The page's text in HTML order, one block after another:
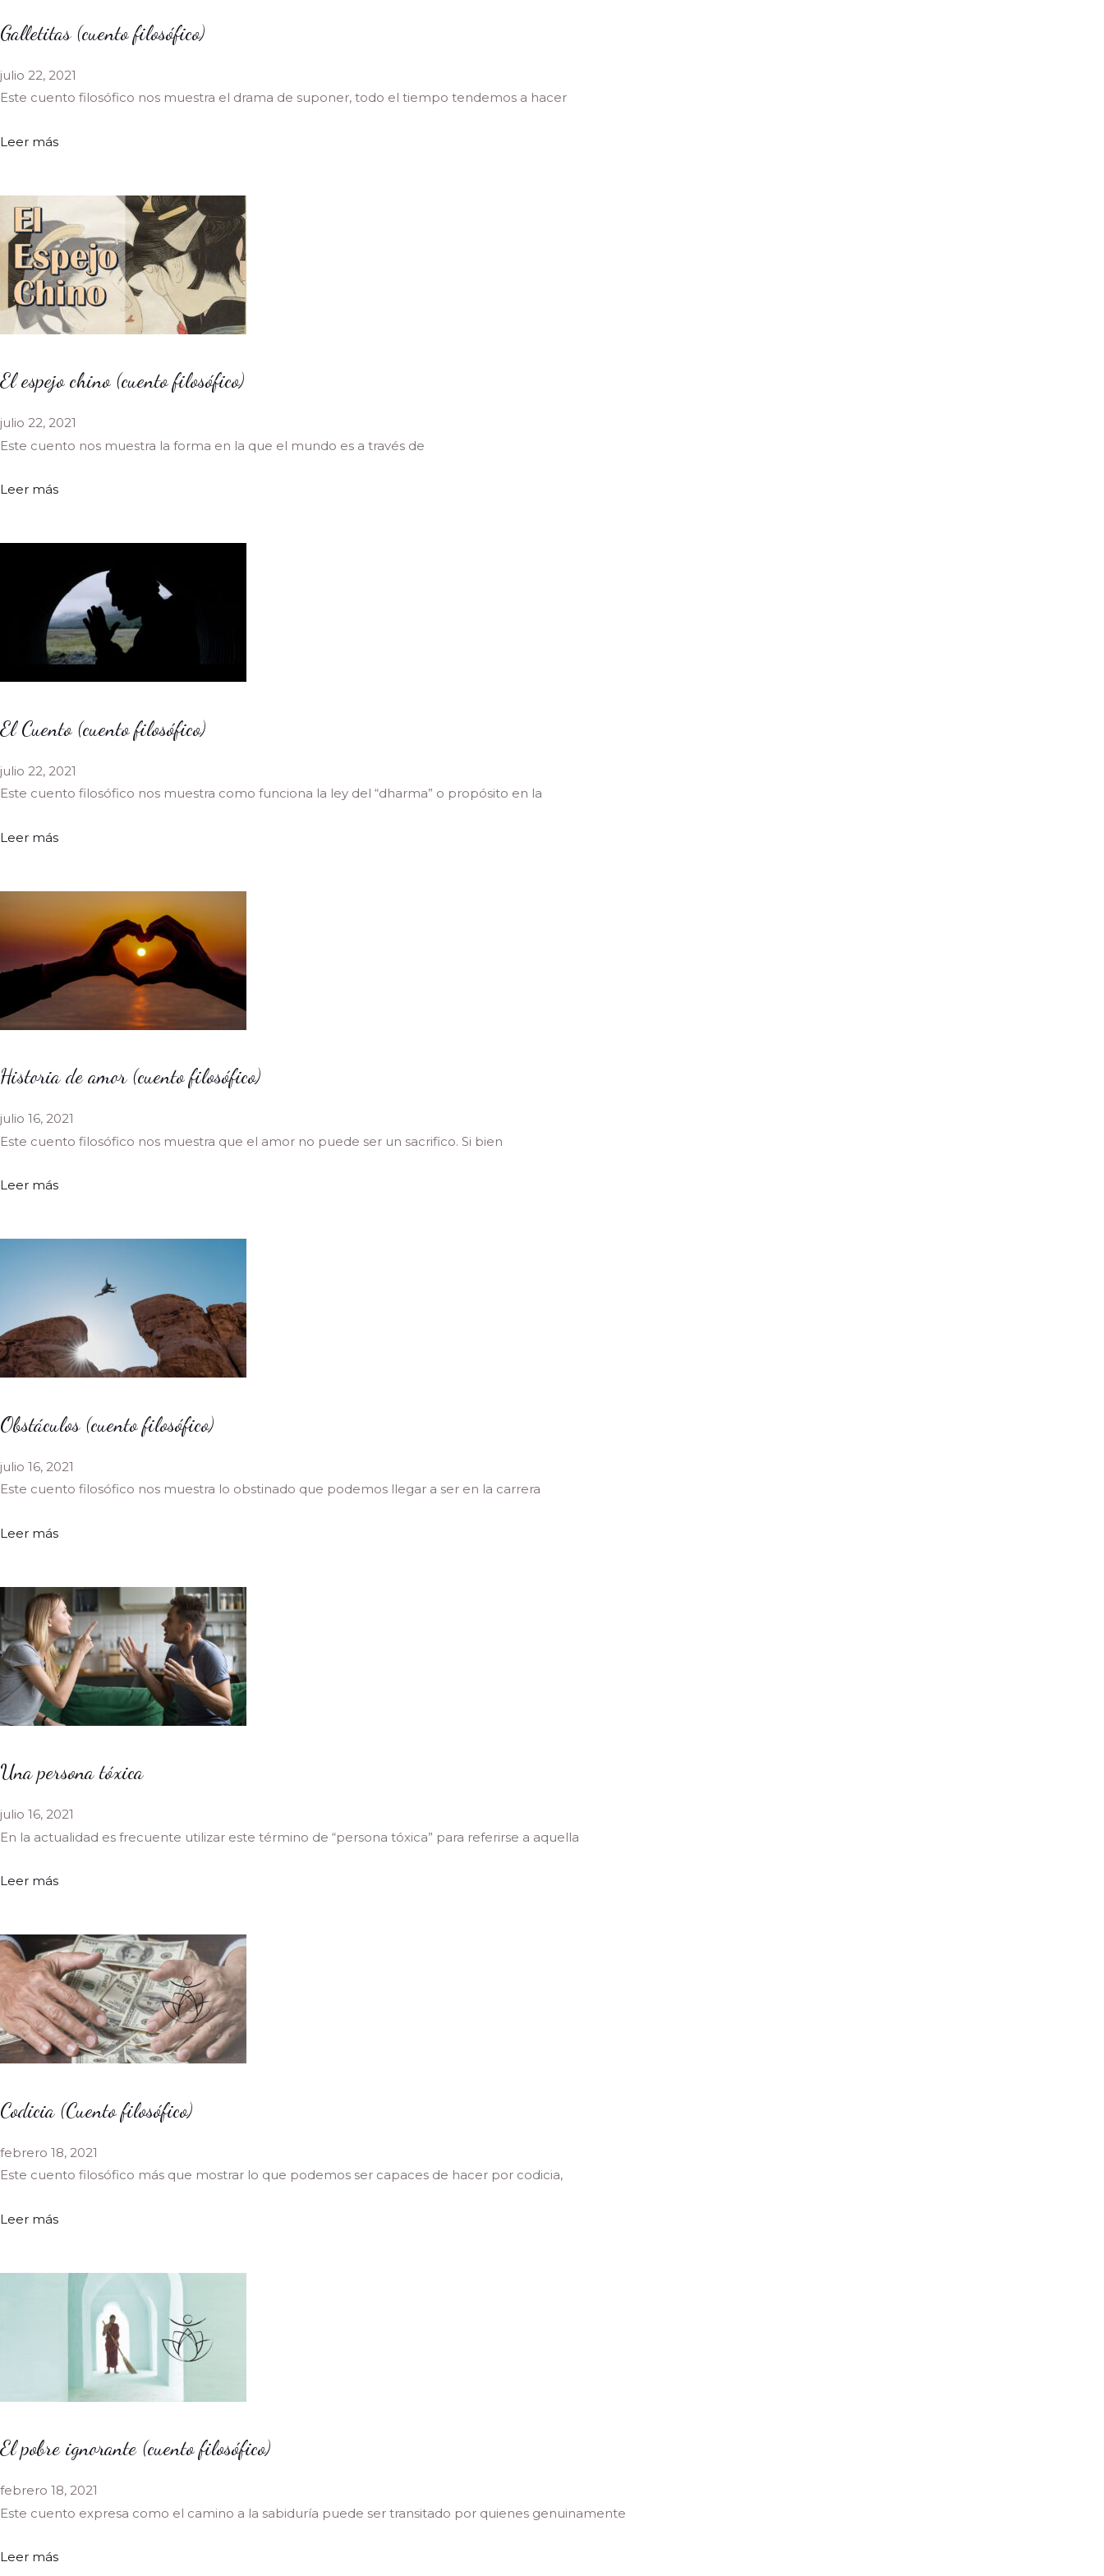
Galletitas (cuento filosófico)
julio 22, 2021
Este cuento filosófico nos muestra el drama de suponer, todo el tiempo tendemos a hacer
Leer más
El espejo chino (cuento filosófico)
julio 22, 2021
Este cuento nos muestra la forma en la que el mundo es a través de
Leer más
El Cuento (cuento filosófico)
julio 22, 2021
Este cuento filosófico nos muestra como funciona la ley del “dharma” o propósito en la
Leer más
Historia de amor (cuento filosófico)
julio 16, 2021
Este cuento filosófico nos muestra que el amor no puede ser un sacrifico. Si bien
Leer más
Obstáculos (cuento filosófico)
julio 16, 2021
Este cuento filosófico nos muestra lo obstinado que podemos llegar a ser en la carrera
Leer más
Una persona tóxica
julio 16, 2021
En la actualidad es frecuente utilizar este término de “persona tóxica” para referirse a aquella
Leer más
Codicia (Cuento filosófico)
febrero 18, 2021
Este cuento filosófico más que mostrar lo que podemos ser capaces de hacer por codicia,
Leer más
El pobre ignorante (cuento filosófico)
febrero 18, 2021
Este cuento expresa como el camino a la sabiduría puede ser transitado por quienes genuinamente
Leer más